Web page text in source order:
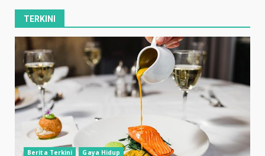
TERKINI
Berita Terkini Gaya Hidup